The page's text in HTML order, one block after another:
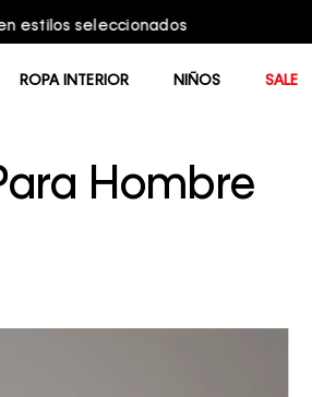
en compras mayores a $75.00
ROPA INTERIOR NIÑOS SALE
Hombre